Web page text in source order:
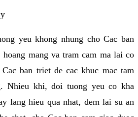
yeu khong nhung cho Cac ban
mang va tram cam ma lai co
ban triet de cac khuc mac tam
Nhieu khi, doi tuong yeu co kha
lang hieu qua nhat, dem lai su an